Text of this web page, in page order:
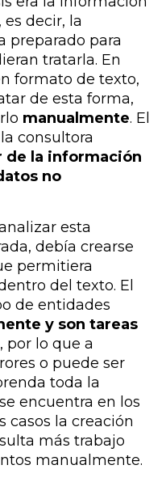
decir, la
preparado para
tratarla. En
formato de texto,
de esta forma,
manualmente. El
consultora
de la información
no
esta
debía crearse
permitiera
del texto. El
de entidades
y son tareas
, por lo que a
o puede ser
toda la
encuentra en los
casos la creación
más trabajo
manualmente.